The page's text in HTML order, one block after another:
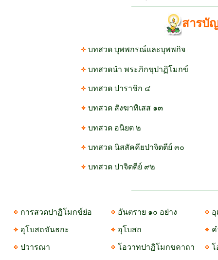
สารบั
บทสวด บุพพกรณ์และบุพพกิจ
บทสวดนำ พระภิกขุปาฏิโมกข์
บทสวด ปาราชิก ๔
บทสวด สังฆาทิเสส ๑๓
บทสวด อนิยต ๒
บทสวด นิสสัคคียปาจิตตีย์ ๓๐
บทสวด ปาจิตตีย์ ๙๒
การสวดปาฏิโมกข์ย่อ อันตราย ๑๐ อย่าง
อุโบสถขันธกะ อุโบสถ
ปวารณา โอวาทปาฏิโมกขคาถา โ